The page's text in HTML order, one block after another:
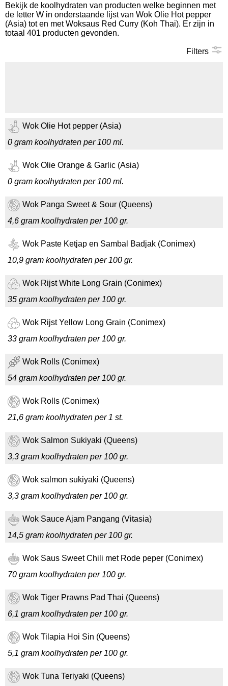
Koolhydraten tellen
Bekijk de koolhydraten van producten welke beginnen met
de letter W in onderstaande lijst van Wok Olie Hot pepper
(Asia) tot en met Woksaus Red Curry (Koh Thai). Er zijn in
totaal 401 producten gevonden.
Filters
Wok Olie Hot pepper (Asia)
0 gram koolhydraten per 100 ml.
Wok Olie Orange & Garlic (Asia)
0 gram koolhydraten per 100 ml.
Wok Panga Sweet & Sour (Queens)
4,6 gram koolhydraten per 100 gr.
Wok Paste Ketjap en Sambal Badjak (Conimex)
10,9 gram koolhydraten per 100 gr.
Wok Rijst White Long Grain (Conimex)
35 gram koolhydraten per 100 gr.
Wok Rijst Yellow Long Grain (Conimex)
33 gram koolhydraten per 100 gr.
Wok Rolls (Conimex)
54 gram koolhydraten per 100 gr.
Wok Rolls (Conimex)
21,6 gram koolhydraten per 1 st.
Wok Salmon Sukiyaki (Queens)
3,3 gram koolhydraten per 100 gr.
Wok salmon sukiyaki (Queens)
3,3 gram koolhydraten per 100 gr.
Wok Sauce Ajam Pangang (Vitasia)
14,5 gram koolhydraten per 100 gr.
Wok Saus Sweet Chili met Rode peper (Conimex)
70 gram koolhydraten per 100 gr.
Wok Tiger Prawns Pad Thai (Queens)
6,1 gram koolhydraten per 100 gr.
Wok Tilapia Hoi Sin (Queens)
5,1 gram koolhydraten per 100 gr.
Wok Tuna Teriyaki (Queens)